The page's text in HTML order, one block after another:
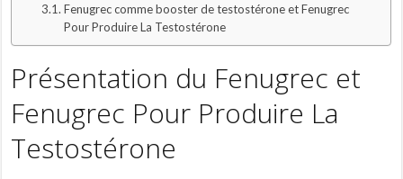
Fenugrec comme booster de testostérone et Fenugrec
Pour Produire La Testostérone
Présentation du Fenugrec et
Fenugrec Pour Produire La
Testostérone